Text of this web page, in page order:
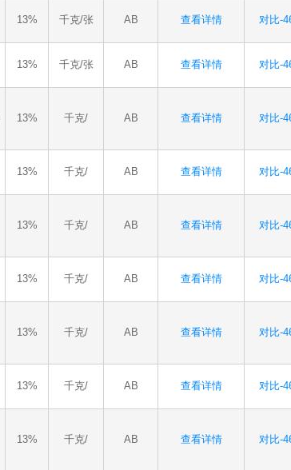
13% 千克/张 AB 查看详情 对比-
13% 千克/张 AB 查看详情 对比-
13% 千克/ AB 查看详情 对比-
13% 千克/ AB 查看详情 对比-
13% 千克/ AB 查看详情 对比-
13% 千克/ AB 查看详情 对比-
13% 千克/ AB 查看详情 对比-
13% 千克/ AB 查看详情 对比-
13% 千克/ AB 查看详情 对比-